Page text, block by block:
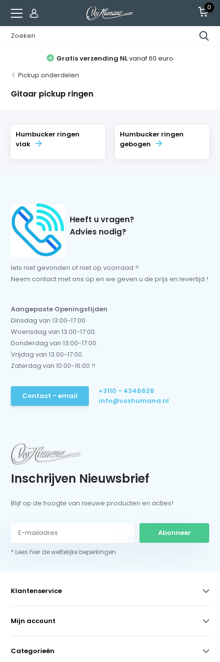
0
Gratis verzending NLvanaf 60 euro
Pickup onderdelen
Gitaar pickup ringen
Humbucker ringen
vlak
Humbucker ringen
gebogen
Heeft u vragen?
Advies nodig?
Iets niet gevonden of niet op voorraad ?
Neem contact met ons op en we geven u de prijs en levertijd !
Aangepaste Openingstijden
Dinsdag van 13:00-17:00.
Woensdag van 13:00-17:00.
Donderdag van 13:00-17:00.
Vrijdag van 13:00-17:00.
Zaterdag van 10:00-16:00 !!
Contact - email
+3110 - 4346628
info@voxhumana.nl
Inschrijven Nieuwsbrief
Blijf op de hoogte van nieuwe producten en acties!
Abonneer
* Lees hier de wettelijke beperkingen
Klantenservice
Mijn account
Categorieën